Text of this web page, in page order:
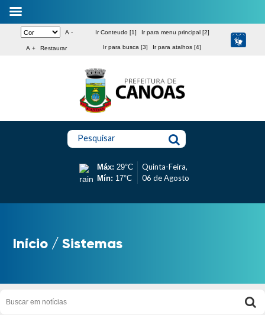
A -
A + Restaurar
Ir Conteudo [1] Ir para menu principal [2]
Ir para busca [3] Ir para atalhos [4]
Pesquisar
Máx: 29°C
Mín: 17°C
Quinta-Feira,
06 de Agosto
Início /Sistemas